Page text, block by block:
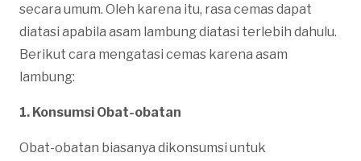
secara umum. Oleh karena itu, rasa cemas dapat
diatasi apabila asam lambung diatasi terlebih dahulu.
Berikut cara mengatasi cemas karena asam
lambung:
1. Konsumsi Obat-obatan
Obat-obatan biasanya dikonsumsi untuk